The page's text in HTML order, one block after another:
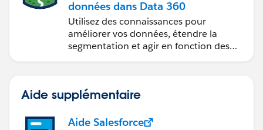
données dans Data 360
Utilisez des connaissances pour
améliorer vos données, étendre la
segmentation et agir en fonction des
données.
Aide supplémentaire
Aide Salesforce